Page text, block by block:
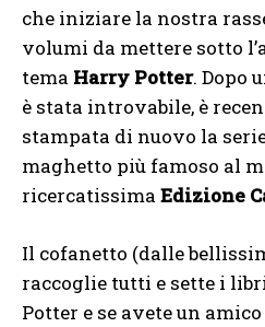
che iniziare la nostra
volumi da mettere sotto
tema Harry Potter. Dopo
è stata introvabile, è
stampata di nuovo la
maghetto più famoso al
ricercatissima Edizione
Il cofanetto (dalle
raccoglie tutti e sette i
Potter e se avete un